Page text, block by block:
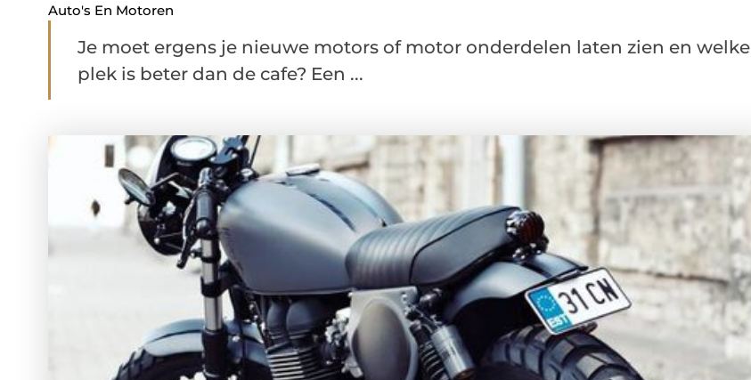
Auto's En Motoren
Je moet ergens je nieuwe motors of motor onderdelen laten zien en welke
plek is beter dan de cafe? Een ...